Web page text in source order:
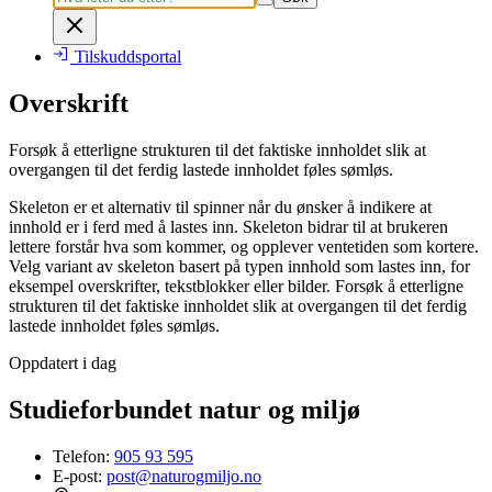
Tilskuddsportal
Overskrift
Forsøk å etterligne strukturen til det faktiske innholdet slik at
overgangen til det ferdig lastede innholdet føles sømløs.
Skeleton er et alternativ til spinner når du ønsker å indikere at
innhold er i ferd med å lastes inn. Skeleton bidrar til at brukeren
lettere forstår hva som kommer, og opplever ventetiden som kortere.
Velg variant av skeleton basert på typen innhold som lastes inn, for
eksempel overskrifter, tekstblokker eller bilder. Forsøk å etterligne
strukturen til det faktiske innholdet slik at overgangen til det ferdig
lastede innholdet føles sømløs.
Oppdatert i dag
Studieforbundet natur og miljø
Telefon: 905 93 595
E-post: post@naturogmiljo.no